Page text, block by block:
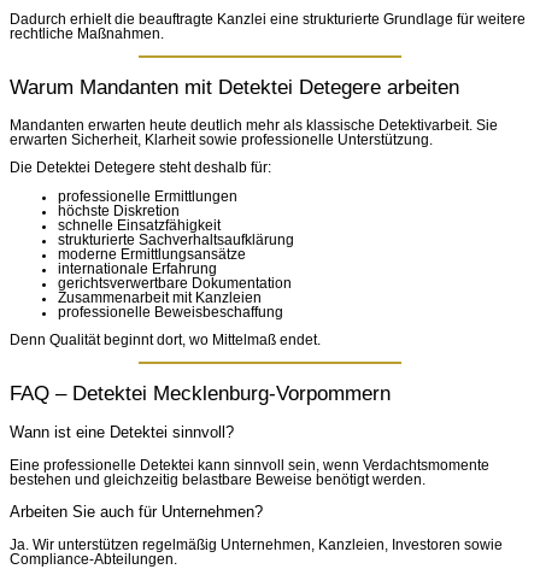
Dadurch erhielt die beauftragte Kanzlei eine strukturierte Grundlage für weitere
rechtliche Maßnahmen.
Warum Mandanten mit Detektei Detegere arbeiten
Mandanten erwarten heute deutlich mehr als klassische Detektivarbeit. Sie
erwarten Sicherheit, Klarheit sowie professionelle Unterstützung.
Die Detektei Detegere steht deshalb für:
professionelle Ermittlungen
höchste Diskretion
schnelle Einsatzfähigkeit
strukturierte Sachverhaltsaufklärung
moderne Ermittlungsansätze
internationale Erfahrung
gerichtsverwertbare Dokumentation
Zusammenarbeit mit Kanzleien
professionelle Beweisbeschaffung
Denn Qualität beginnt dort, wo Mittelmaß endet.
FAQ – Detektei Mecklenburg-Vorpommern
Wann ist eine Detektei sinnvoll?
Eine professionelle Detektei kann sinnvoll sein, wenn Verdachtsmomente
bestehen und gleichzeitig belastbare Beweise benötigt werden.
Arbeiten Sie auch für Unternehmen?
Ja. Wir unterstützen regelmäßig Unternehmen, Kanzleien, Investoren sowie
Compliance-Abteilungen.